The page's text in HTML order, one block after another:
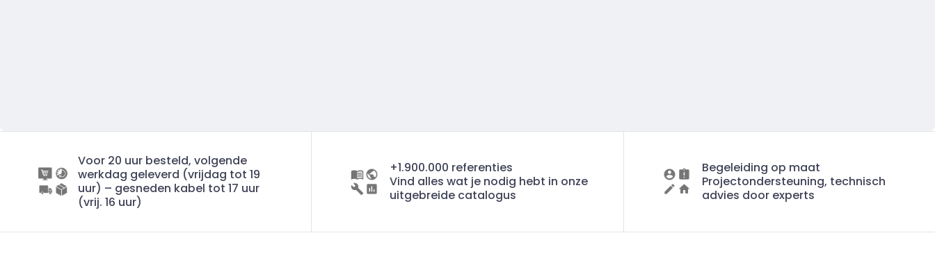
Voor 20 uur besteld, volgende
werkdag geleverd (vrijdag tot 19
uur) – gesneden kabel tot 17 uur
(vrij. 16 uur)
+1.900.000 referenties
Vind alles wat je nodig hebt in onze
uitgebreide catalogus
Begeleiding op maat
Projectondersteuning, technisch
advies door experts